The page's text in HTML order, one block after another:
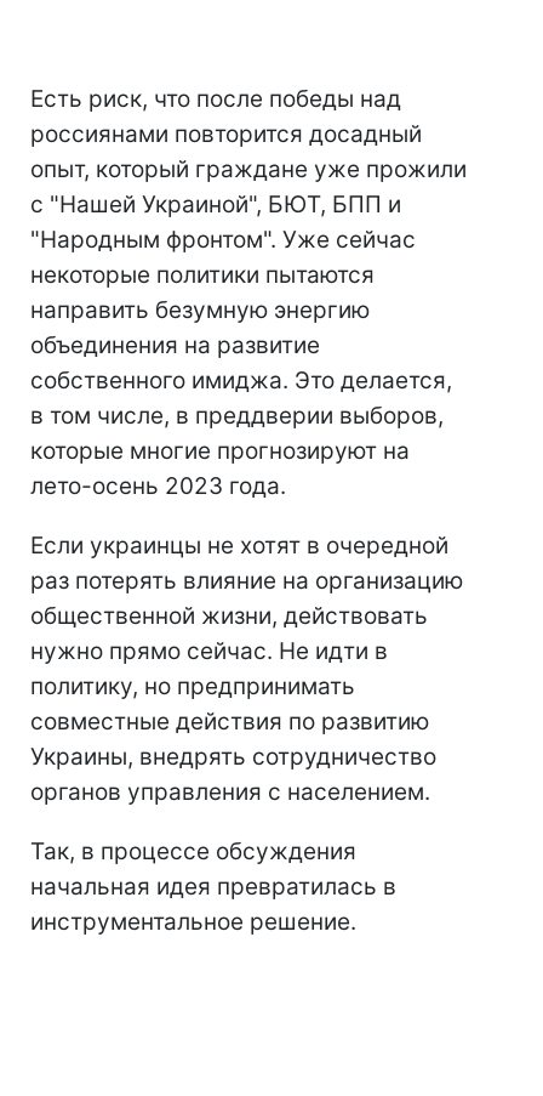
Есть риск, что после победы над
россиянами повторится досадный
опыт, который граждане уже прожили
с "Нашей Украиной", БЮТ, БПП и
"Народным фронтом". Уже сейчас
некоторые политики пытаются
направить безумную энергию
объединения на развитие
собственного имиджа. Это делается,
в том числе, в преддверии выборов,
которые многие прогнозируют на
лето-осень 2023 года.
Если украинцы не хотят в очередной
раз потерять влияние на организацию
общественной жизни, действовать
нужно прямо сейчас. Не идти в
политику, но предпринимать
совместные действия по развитию
Украины, внедрять сотрудничество
органов управления с населением.
Так, в процессе обсуждения
начальная идея превратилась в
инструментальное решение.